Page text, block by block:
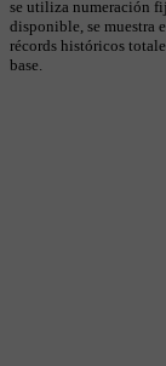
se utiliza numeración
disponible, se muestra
récords históricos
base.